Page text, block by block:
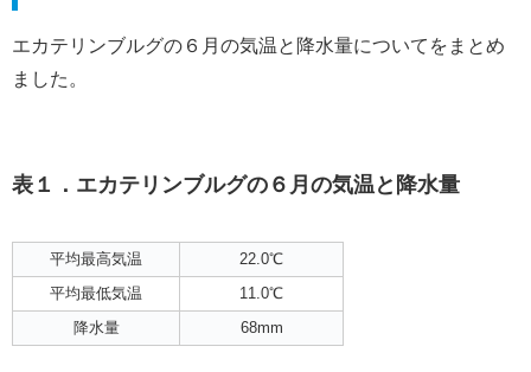
エカテリンブルグの６月の気温と降水量についてをまとめ
ました。
表１．エカテリンブルグの６月の気温と降水量
平均最高気温
22.0℃
平均最低気温
11.0℃
降水量
68mm